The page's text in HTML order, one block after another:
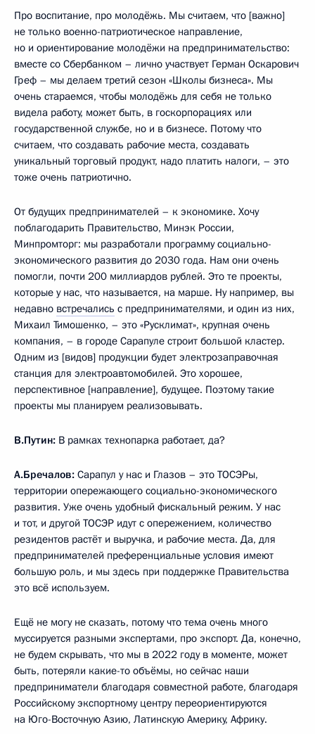
Про воспитание, про молодёжь. Мы считаем, что [важно]
не только военно-патриотическое направление,
но и ориентирование молодёжи на предпринимательство:
вместе со Сбербанком – лично участвует Герман Оскарович
Греф – мы делаем третий сезон «Школы бизнеса». Мы
очень стараемся, чтобы молодёжь для себя не только
видела работу, может быть, в госкорпорациях или
государственной службе, но и в бизнесе. Потому что
считаем, что создавать рабочие места, создавать
уникальный торговый продукт, надо платить налоги, – это
тоже очень патриотично.
От будущих предпринимателей – к экономике. Хочу
поблагодарить Правительство, Минэк России,
Минпромторг: мы разработали программу социально-
экономического развития до 2030 года. Нам они очень
помогли, почти 200 миллиардов рублей. Это те проекты,
которые у нас, что называется, на марше. Ну например, вы
недавно встречались с предпринимателями, и один из них,
Михаил Тимошенко, – это «Русклимат», крупная очень
компания, – в городе Сарапуле строит большой кластер.
Одним из [видов] продукции будет электрозаправочная
станция для электроавтомобилей. Это хорошее,
перспективное [направление], будущее. Поэтому такие
проекты мы планируем реализовывать.
В.Путин: В рамках технопарка работает, да?
А.Бречалов: Сарапул у нас и Глазов – это ТОСЭРы,
территории опережающего социально-экономического
развития. Уже очень удобный фискальный режим. У нас
и тот, и другой ТОСЭР идут с опережением, количество
резидентов растёт и выручка, и рабочие места. Да, для
предпринимателей преференциальные условия имеют
большую роль, и мы здесь при поддержке Правительства
это всё используем.
Ещё не могу не сказать, потому что тема очень много
муссируется разными экспертами, про экспорт. Да, конечно,
не будем скрывать, что мы в 2022 году в моменте, может
быть, потеряли какие-то объёмы, но сейчас наши
предприниматели благодаря совместной работе, благодаря
Российскому экспортному центру переориентируются
на Юго-Восточную Азию, Латинскую Америку, Африку.